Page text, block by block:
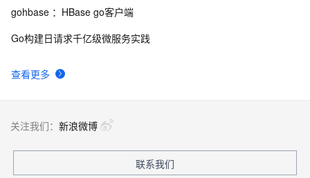
查看更多
gohbase ：HBase go客户端
Go构建日请求千亿级微服务实践
关注我们： 新浪微博
联系我们